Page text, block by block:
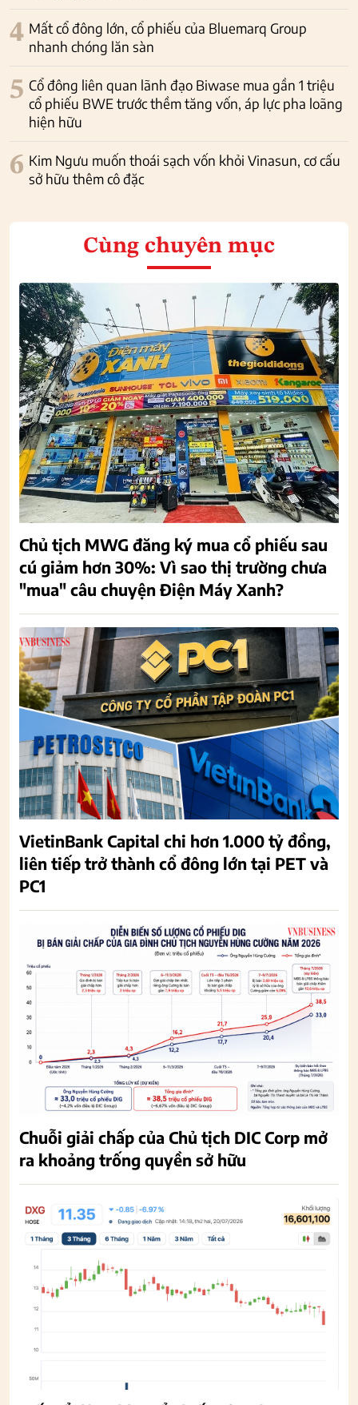
4 Mất cổ đông lớn, cổ phiếu của Bluemarq Group
nhanh chóng lăn sàn
5 Cổ đông liên quan lãnh đạo Biwase mua gần 1 triệu
cổ phiếu BWE trước thềm tăng vốn, áp lực pha loãng
hiện hữu
6 Kim Ngưu muốn thoái sạch vốn khỏi Vinasun, cơ cấu
sở hữu thêm cô đặc
Cùng chuyên mục
Chủ tịch MWG đăng ký mua cổ phiếu sau
cú giảm hơn 30%: Vì sao thị trường chưa
"mua" câu chuyện Điện Máy Xanh?
VietinBank Capital chi hơn 1.000 tỷ đồng,
liên tiếp trở thành cổ đông lớn tại PET và
PC1
Chuỗi giải chấp của Chủ tịch DIC Corp mở
ra khoảng trống quyền sở hữu